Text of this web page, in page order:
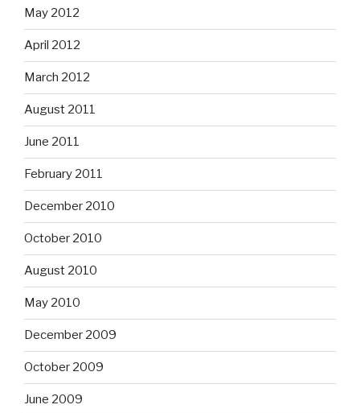
May 2012
April 2012
March 2012
August 2011
June 2011
February 2011
December 2010
October 2010
August 2010
May 2010
December 2009
October 2009
June 2009